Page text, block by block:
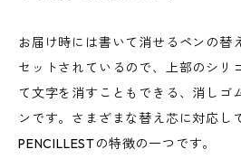
お届け時には書いて消せるペンの替
セットされているので、上部のシリ
て文字を消すこともできる、消しゴ
ンです。さまざまな替え芯に対応し
PENCILLESTの特徴の一つです。